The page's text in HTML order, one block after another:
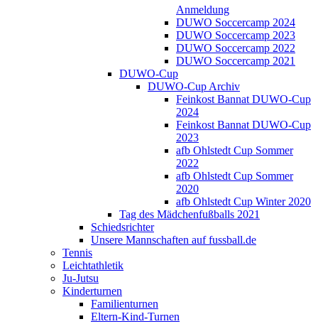
Anmeldung
DUWO Soccercamp 2024
DUWO Soccercamp 2023
DUWO Soccercamp 2022
DUWO Soccercamp 2021
DUWO-Cup
DUWO-Cup Archiv
Feinkost Bannat DUWO-Cup
2024
Feinkost Bannat DUWO-Cup
2023
afb Ohlstedt Cup Sommer
2022
afb Ohlstedt Cup Sommer
2020
afb Ohlstedt Cup Winter 2020
Tag des Mädchenfußballs 2021
Schiedsrichter
Unsere Mannschaften auf fussball.de
Tennis
Leichtathletik
Ju-Jutsu
Kinderturnen
Familienturnen
Eltern-Kind-Turnen